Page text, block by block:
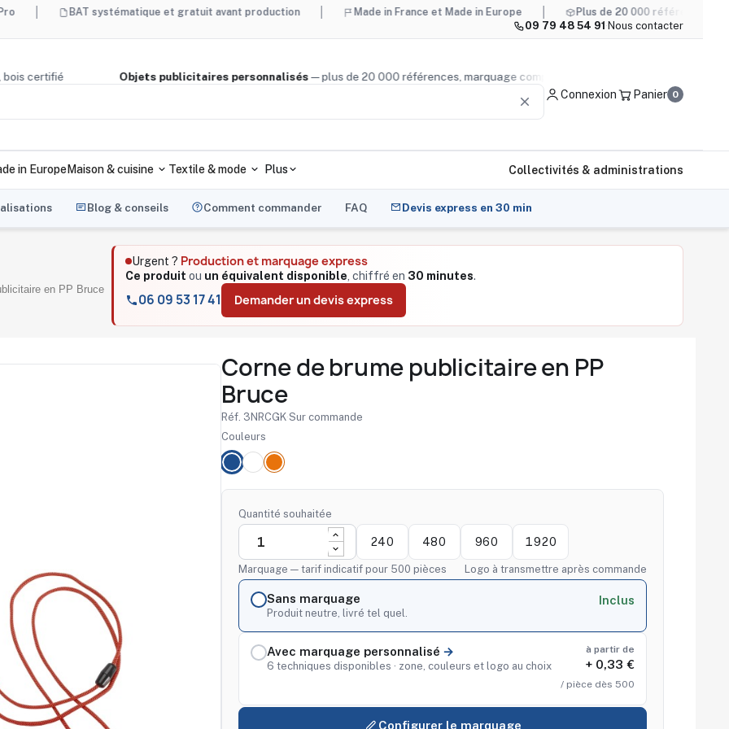
BAT systématique et gratuit avant production Made in France et Made in Europe
Plus de 20 000 références, marquage
09 79 48 54 91 · Nous contacter
liège, bois certifié Objets publicitaires personnalisés — plus de 20 000 références, marquage compris
clear Connexion Panier 0
in EuropeMaison & cuisine Textile & mode Plus Collectivités & administrations
Blog & conseils Comment commander FAQ Devis express en 30 min
en PP Bruce
Urgent ? Production et marquage express
Ce produit ou un équivalent disponible, chiffré en 30 minutes.
06 09 53 17 41 Demander un devis express
Corne de brume publicitaire en PP
Bruce
Réf. 3NRCGK·Sur commande
Couleurs
Quantité souhaitée
240 480 960 1920
Marquage — tarif indicatif pour 500 pièces Logo à transmettre après commande
Sans marquage
Produit neutre, livré tel quel.
Inclus
Avec marquage personnalisé
6 techniques disponibles · zone, couleurs et logo au choix
à partir de
+ 0,33 €
/ pièce dès 500
Configurer le marquage